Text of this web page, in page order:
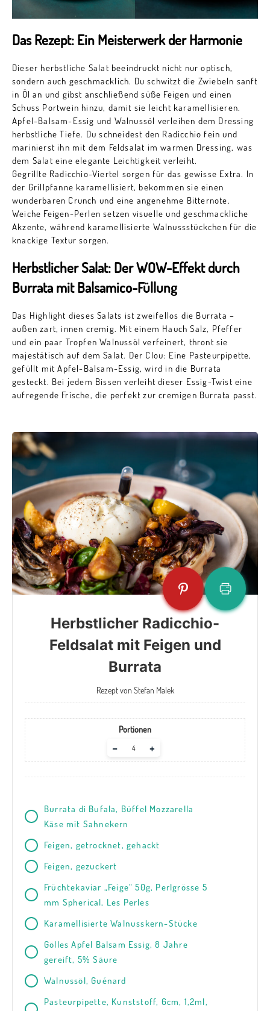
Das Rezept: Ein Meisterwerk der Harmonie
Dieser herbstliche Salat beeindruckt nicht nur optisch,
sondern auch geschmacklich. Du schwitzt die Zwiebeln sanft
in Öl an und gibst anschließend süße Feigen und einen
Schuss Portwein hinzu, damit sie leicht karamellisieren.
Apfel-Balsam-Essig und Walnussöl verleihen dem Dressing
herbstliche Tiefe. Du schneidest den Radicchio fein und
marinierst ihn mit dem Feldsalat im warmen Dressing, was
dem Salat eine elegante Leichtigkeit verleiht.
Gegrillte Radicchio-Viertel sorgen für das gewisse Extra. In
der Grillpfanne karamellisiert, bekommen sie einen
wunderbaren Crunch und eine angenehme Bitternote.
Weiche Feigen-Perlen setzen visuelle und geschmackliche
Akzente, während karamellisierte Walnussstückchen für die
knackige Textur sorgen.
Herbstlicher Salat: Der WOW-Effekt durch
Burrata mit Balsamico-Füllung
Das Highlight dieses Salats ist zweifellos die Burrata –
außen zart, innen cremig. Mit einem Hauch Salz, Pfeffer
und ein paar Tropfen Walnussöl verfeinert, thront sie
majestätisch auf dem Salat. Der Clou: Eine Pasteurpipette,
gefüllt mit Apfel-Balsam-Essig, wird in die Burrata
gesteckt. Bei jedem Bissen verleiht dieser Essig-Twist eine
aufregende Frische, die perfekt zur cremigen Burrata passt.
Herbstlicher Radicchio-
Feldsalat mit Feigen und
Burrata
Rezept von Stefan Malek
Portionen
Adjust
+
–
Burrata di Bufala, Büffel Mozzarella
Käse mit Sahnekern
Feigen, getrocknet, gehackt
Feigen, gezuckert
Früchtekaviar „Feige“ 50g, Perlgrösse 5
mm Spherical, Les Perles
Karamellisierte Walnusskern-Stücke
Gölles Apfel Balsam Essig, 8 Jahre
gereift, 5% Säure
Walnussöl, Guénard
Pasteurpipette, Kunststoff, 6cm, 1,2ml,